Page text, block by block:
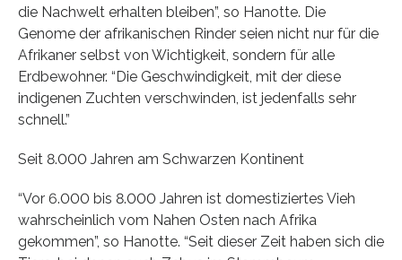
die Nachwelt erhalten bleiben”, so Hanotte. Die
Genome der afrikanischen Rinder seien nicht nur für die
Afrikaner selbst von Wichtigkeit, sondern für alle
Erdbewohner. “Die Geschwindigkeit, mit der diese
indigenen Zuchten verschwinden, ist jedenfalls sehr
schnell.”
Seit 8.000 Jahren am Schwarzen Kontinent
“Vor 6.000 bis 8.000 Jahren ist domestiziertes Vieh
wahrscheinlich vom Nahen Osten nach Afrika
gekommen”, so Hanotte. “Seit dieser Zeit haben sich die